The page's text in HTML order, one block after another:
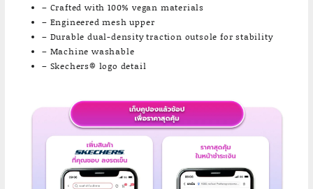
– Crafted with 100% vegan materials
– Engineered mesh upper
– Durable dual-density traction outsole for stability
– Machine washable
– Skechers® logo detail